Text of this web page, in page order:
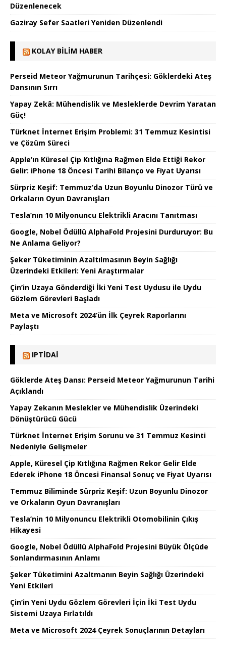
Düzenlenecek
Gaziray Sefer Saatleri Yeniden Düzenlendi
KOLAY BILIM HABER
Perseid Meteor Yağmurunun Tarihçesi: Göklerdeki Ateş
Dansının Sırrı
Yapay Zekâ: Mühendislik ve Mesleklerde Devrim Yaratan
Güç!
Türknet İnternet Erişim Problemi: 31 Temmuz Kesintisi
ve Çözüm Süreci
Apple’ın Küresel Çip Kıtlığına Rağmen Elde Ettiği Rekor
Gelir: iPhone 18 Öncesi Tarihi Bilanço ve Fiyat Uyarısı
Sürpriz Keşif: Temmuz’da Uzun Boyunlu Dinozor Türü ve
Orkaların Oyun Davranışları
Tesla’nın 10 Milyonuncu Elektrikli Aracını Tanıtması
Google, Nobel Ödüllü AlphaFold Projesini Durduruyor: Bu
Ne Anlama Geliyor?
Şeker Tüketiminin Azaltılmasının Beyin Sağlığı
Üzerindeki Etkileri: Yeni Araştırmalar
Çin’in Uzaya Gönderdiği İki Yeni Test Uydusu ile Uydu
Gözlem Görevleri Başladı
Meta ve Microsoft 2024’ün İlk Çeyrek Raporlarını
Paylaştı
IPTIDAI
Göklerde Ateş Dansı: Perseid Meteor Yağmurunun Tarihi
Açıklandı
Yapay Zekanın Meslekler ve Mühendislik Üzerindeki
Dönüştürücü Gücü
Türknet İnternet Erişim Sorunu ve 31 Temmuz Kesinti
Nedeniyle Gelişmeler
Apple, Küresel Çip Kıtlığına Rağmen Rekor Gelir Elde
Ederek iPhone 18 Öncesi Finansal Sonuç ve Fiyat Uyarısı
Temmuz Biliminde Sürpriz Keşif: Uzun Boyunlu Dinozor
ve Orkaların Oyun Davranışları
Tesla’nin 10 Milyonuncu Elektrikli Otomobilinin Çıkış
Hikayesi
Google, Nobel Ödüllü AlphaFold Projesini Büyük Ölçüde
Sonlandırmasının Anlamı
Şeker Tüketimini Azaltmanın Beyin Sağlığı Üzerindeki
Yeni Etkileri
Çin’in Yeni Uydu Gözlem Görevleri İçin İki Test Uydu
Sistemi Uzaya Fırlatıldı
Meta ve Microsoft 2024 Çeyrek Sonuçlarının Detayları